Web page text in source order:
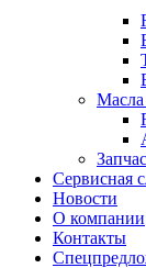
Масла
Сервисная
Новости
О компании
Контакты